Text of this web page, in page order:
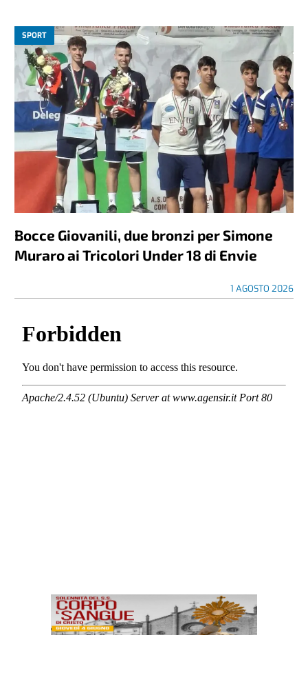
SPORT
Bocce Giovanili, due bronzi per Simone
Muraro ai Tricolori Under 18 di Envie
1 AGOSTO 2026